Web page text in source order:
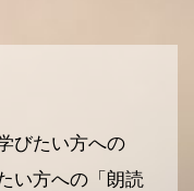
びたい方への
い方への「朗読